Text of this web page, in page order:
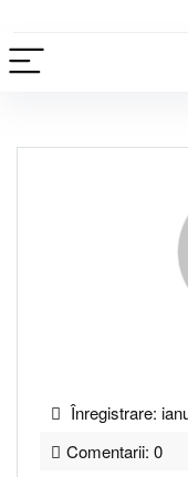
Înregistrare:
Comentarii: 0